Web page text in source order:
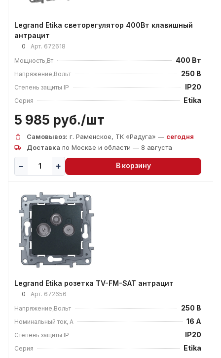
Legrand Etika светорегулятор 400Вт клавишный
антрацит
0 Арт. 672618
Мощность,Вт
400 Вт
Напряжение,Вольт 250 В
Степень защиты IP IP20
Серия Etika
5 985 руб./шт
Самовывоз: г. Раменское, ТК «Радуга» — сегодня
Доставка по Москве и области — 8 августа
В корзину
Legrand Etika розетка TV-FM-SAT антрацит
0 Арт. 672656
Напряжение,Вольт
250 В
Номинальный ток, А 16 А
Степень защиты IP IP20
Серия Etika